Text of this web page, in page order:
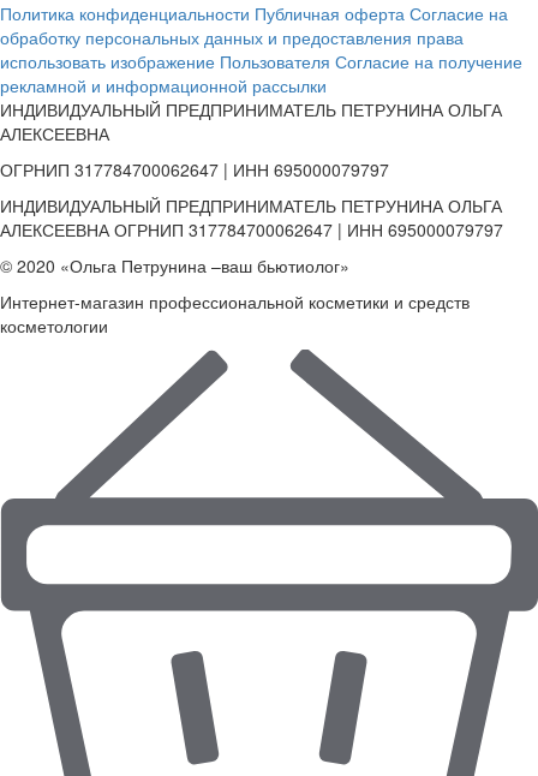
Политика конфиденциальности Публичная оферта Согласие на
обработку персональных данных и предоставления права
использовать изображение Пользователя Согласие на получение
рекламной и информационной рассылки
ИНДИВИДУАЛЬНЫЙ ПРЕДПРИНИМАТЕЛЬ ПЕТРУНИНА ОЛЬГА
АЛЕКСЕЕВНА
ОГРНИП 317784700062647 | ИНН 695000079797
ИНДИВИДУАЛЬНЫЙ ПРЕДПРИНИМАТЕЛЬ ПЕТРУНИНА ОЛЬГА
АЛЕКСЕЕВНА ОГРНИП 317784700062647 | ИНН 695000079797
© 2020 «Ольга Петрунина –ваш бьютиолог»
Интернет-магазин профессиональной косметики и средств
косметологии